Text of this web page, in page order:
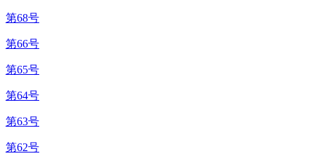
第68号
第66号
第65号
第64号
第63号
第62号